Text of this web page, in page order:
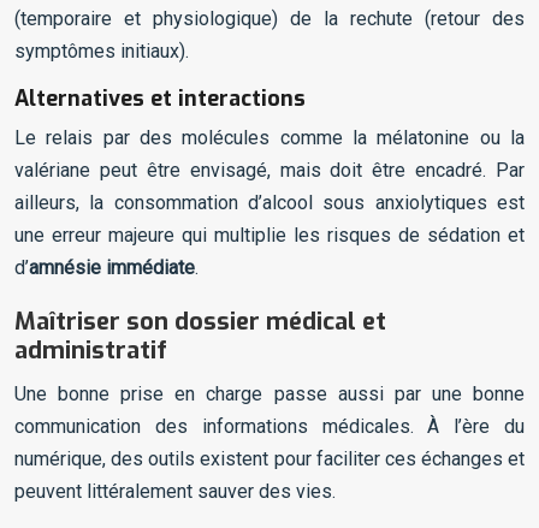
(temporaire et physiologique) de la rechute (retour des
symptômes initiaux).
Alternatives et interactions
Le relais par des molécules comme la mélatonine ou la
valériane peut être envisagé, mais doit être encadré. Par
ailleurs, la consommation d’alcool sous anxiolytiques est
une erreur majeure qui multiplie les risques de sédation et
d’amnésie immédiate.
Maîtriser son dossier médical et
administratif
Une bonne prise en charge passe aussi par une bonne
communication des informations médicales. À l’ère du
numérique, des outils existent pour faciliter ces échanges et
peuvent littéralement sauver des vies.